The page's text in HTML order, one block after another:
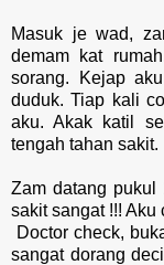
Masuk je wad,
demam kat
sorang. Kejap
duduk. Tiap kali
aku. Akak katil
tengah tahan sakit.
Zam datang
sakit sangat !!! Aku
Doctor check,
sangat dorang